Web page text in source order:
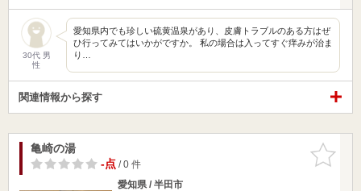
30代 男
性
愛知県内でも珍しい硫黄温泉があり、皮膚トラブルのある方はぜ
ひ行ってみてはいかがですか。 私の場合は入ってすぐ痒みが治ま
り…
関連情報から探す
お気に入
りに追加
亀崎の湯
-点/ 0 件
愛知県 / 半田市